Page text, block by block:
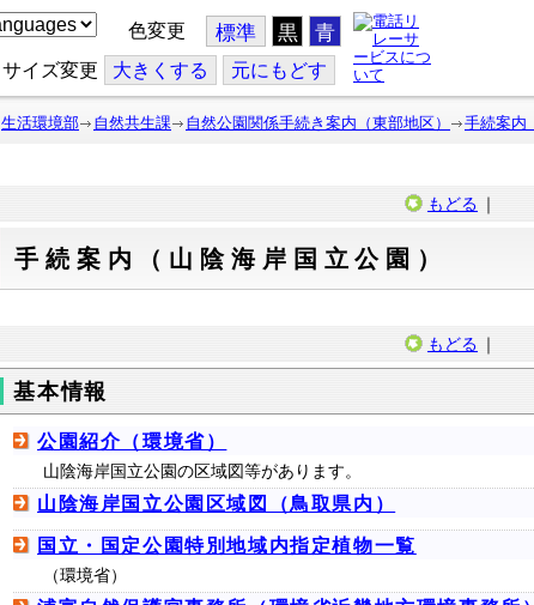
色変更 標準 黒 青
サイズ変更 大きくする 元にもどす
生活環境部 自然共生課 自然公園関係手続き案内（東部地区） 手続案内
もどる ｜
手続案内（山陰海岸国立公園）
もどる ｜
基本情報
公園紹介（環境省）
山陰海岸国立公園の区域図等があります。
山陰海岸国立公園区域図（鳥取県内）
国立・国定公園特別地域内指定植物一覧
（環境省）